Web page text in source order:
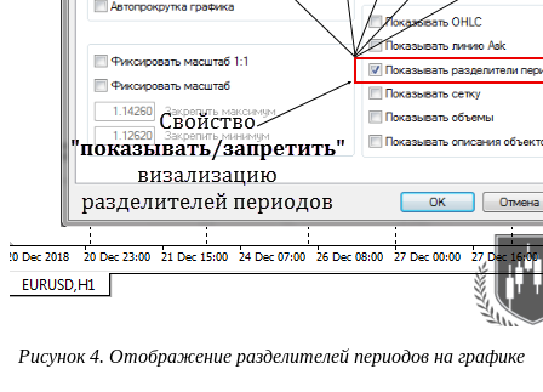
Рисунок 4. Отображение разделителей периодов на графике